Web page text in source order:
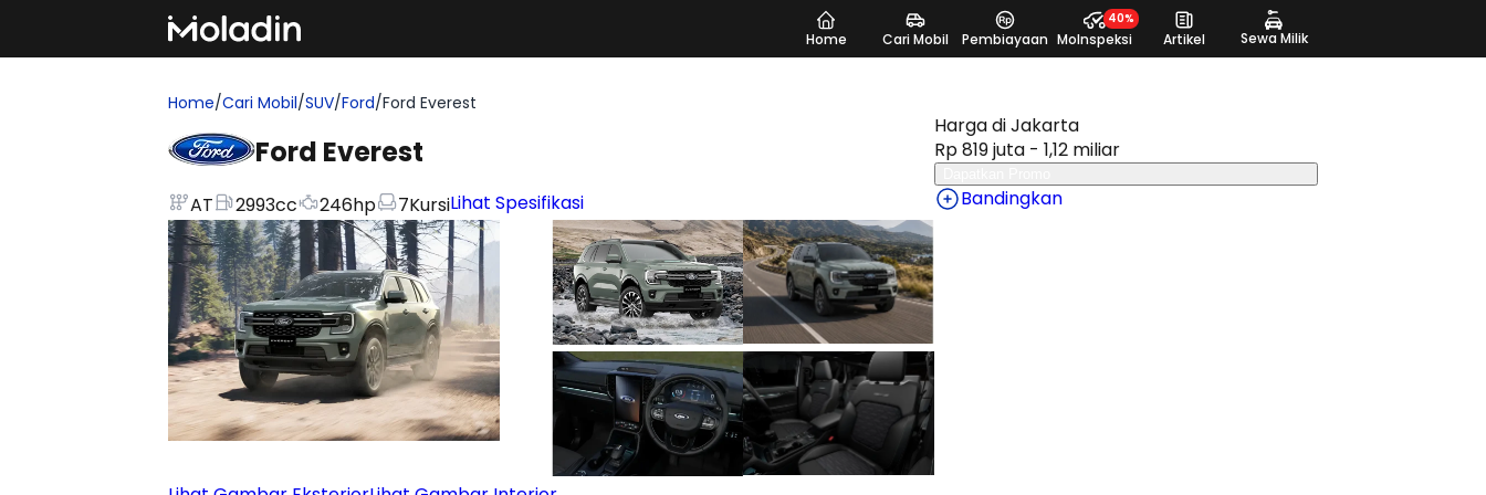
Home Cari Mobil Pembiayaan MoInspeksi
40%
Artikel Sewa Milik
Home/Cari Mobil/SUV/Ford/Ford Everest
Ford Everest
AT 2993cc 246hp 7KursiLihat Spesifikasi
Harga di Jakarta
Rp 819 juta - 1,12 miliar
Bandingkan